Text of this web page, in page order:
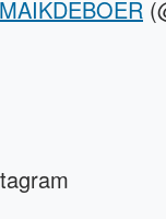
MAIKDEBOER